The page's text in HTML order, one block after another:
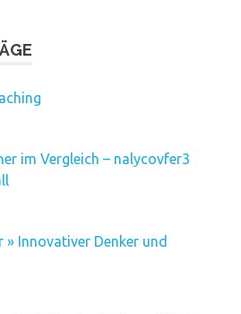
im Vergleich – nalycovfer3
Innovativer Denker und